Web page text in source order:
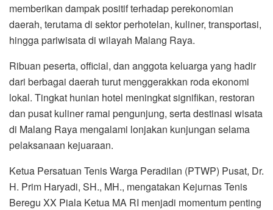
memberikan dampak positif terhadap perekonomian
daerah, terutama di sektor perhotelan, kuliner, transportasi,
hingga pariwisata di wilayah Malang Raya.
Ribuan peserta, official, dan anggota keluarga yang hadir
dari berbagai daerah turut menggerakkan roda ekonomi
lokal. Tingkat hunian hotel meningkat signifikan, restoran
dan pusat kuliner ramai pengunjung, serta destinasi wisata
di Malang Raya mengalami lonjakan kunjungan selama
pelaksanaan kejuaraan.
Ketua Persatuan Tenis Warga Peradilan (PTWP) Pusat, Dr.
H. Prim Haryadi, SH., MH., mengatakan Kejurnas Tenis
Beregu XX Piala Ketua MA RI menjadi momentum penting